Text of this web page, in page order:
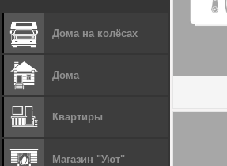
Дома на колёсах
Дома
Квартиры
Магазин "Уют"